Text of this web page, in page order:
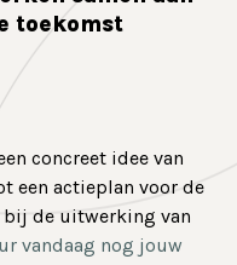
toekomst
concreet idee van
een actieplan voor de
de uitwerking van
vandaag nog jouw